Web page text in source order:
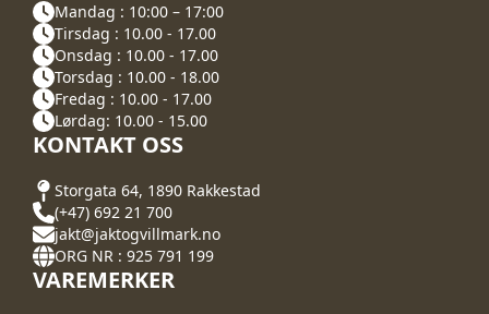
Mandag : 10:00 – 17:00
Tirsdag : 10.00 - 17.00
Onsdag : 10.00 - 17.00
Torsdag : 10.00 - 18.00
Fredag : 10.00 - 17.00
Lørdag: 10.00 - 15.00
KONTAKT OSS
Storgata 64, 1890 Rakkestad
(+47) 692 21 700
jakt@jaktogvillmark.no
ORG NR : 925 791 199
VAREMERKER